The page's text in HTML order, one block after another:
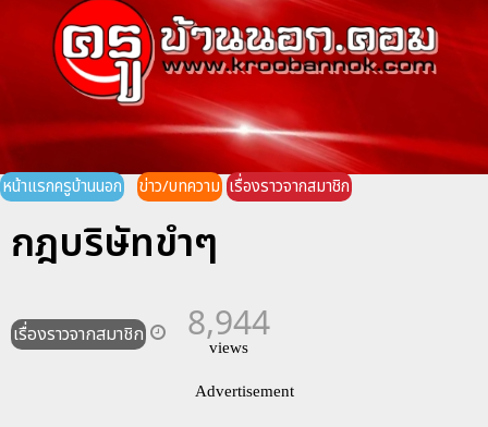
หน้าแรกครูบ้านนอก ข่าว/บทความ เรื่องราวจากสมาชิก
กฎบริษัทขำๆ
เรื่องราวจากสมาชิก 8,944
views
Advertisement